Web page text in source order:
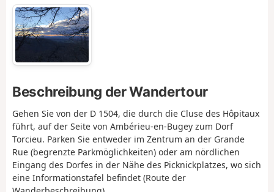
Beschreibung der Wandertour
Gehen Sie von der D 1504, die durch die Cluse des Hôpitaux
führt, auf der Seite von Ambérieu-en-Bugey zum Dorf
Torcieu. Parken Sie entweder im Zentrum an der Grande
Rue (begrenzte Parkmöglichkeiten) oder am nördlichen
Eingang des Dorfes in der Nähe des Picknickplatzes, wo sich
eine Informationstafel befindet (Route der